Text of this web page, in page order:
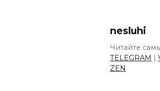
nesluhi
Читайте
TELEGRAM |
ZEN